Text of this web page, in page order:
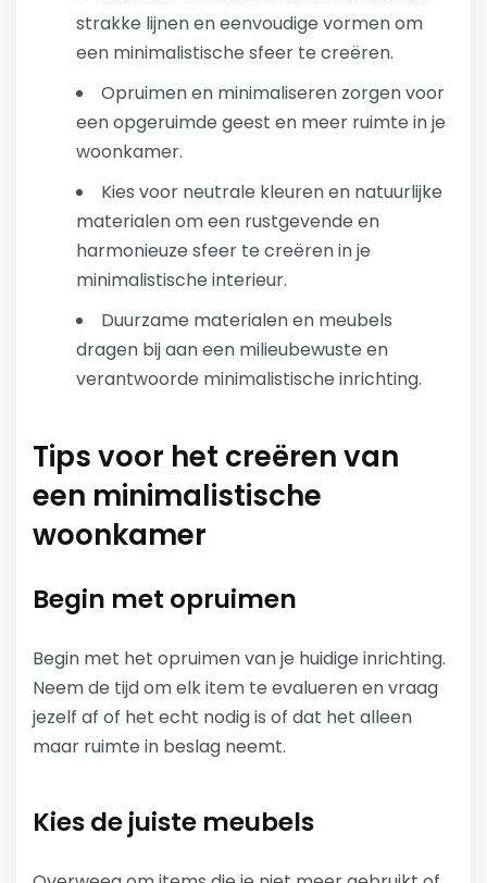
strakke lijnen en eenvoudige vormen om
een minimalistische sfeer te creëren.
Opruimen en minimaliseren zorgen voor
een opgeruimde geest en meer ruimte in je
woonkamer.
Kies voor neutrale kleuren en natuurlijke
materialen om een rustgevende en
harmonieuze sfeer te creëren in je
minimalistische interieur.
Duurzame materialen en meubels
dragen bij aan een milieubewuste en
verantwoorde minimalistische inrichting.
Tips voor het creëren van
een minimalistische
woonkamer
Begin met opruimen
Begin met het opruimen van je huidige inrichting.
Neem de tijd om elk item te evalueren en vraag
jezelf af of het echt nodig is of dat het alleen
maar ruimte in beslag neemt.
Kies de juiste meubels